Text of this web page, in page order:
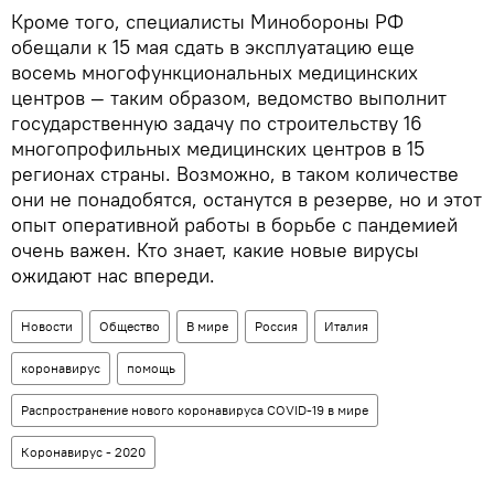
Кроме того, специалисты Минобороны РФ
обещали к 15 мая сдать в эксплуатацию еще
восемь многофункциональных медицинских
центров — таким образом, ведомство выполнит
государственную задачу по строительству 16
многопрофильных медицинских центров в 15
регионах страны. Возможно, в таком количестве
они не понадобятся, останутся в резерве, но и этот
опыт оперативной работы в борьбе с пандемией
очень важен. Кто знает, какие новые вирусы
ожидают нас впереди.
Новости Общество В мире Россия Италия
коронавирус помощь
Распространение нового коронавируса COVID-19 в мире
Коронавирус - 2020